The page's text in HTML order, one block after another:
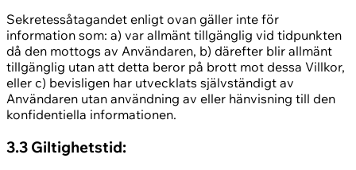
Sekretessåtagandet enligt ovan gäller inte för
information som: a) var allmänt tillgänglig vid tidpunkten
då den mottogs av Användaren, b) därefter blir allmänt
tillgänglig utan att detta beror på brott mot dessa Villkor,
eller c) bevisligen har utvecklats självständigt av
Användaren utan användning av eller hänvisning till den
konfidentiella informationen.
3.3 Giltighetstid: